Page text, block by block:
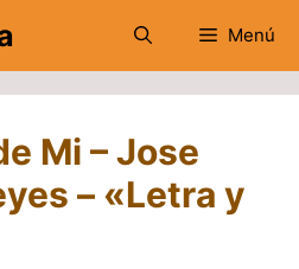
Menú
Mi – Jose
– «Letra y